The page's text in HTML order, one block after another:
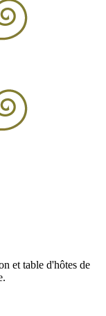
et table d'hôtes de